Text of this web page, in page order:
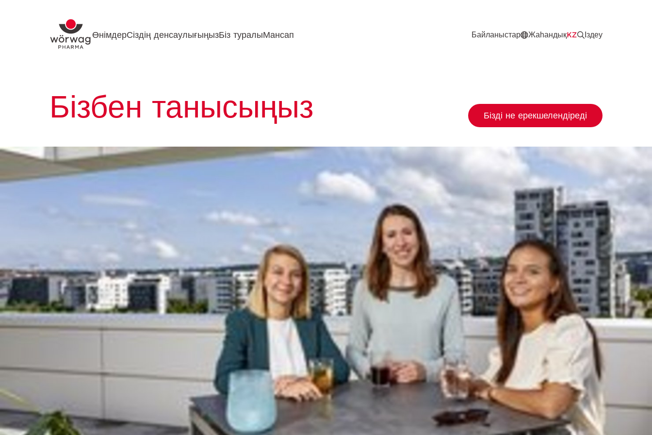
ӨнімдерСіздің денсаулығыңызБіз туралыМансап Байланыстар ЖаһандықKZ Іздеу
Бізбен танысыңыз Бізді не ерекшелендіреді